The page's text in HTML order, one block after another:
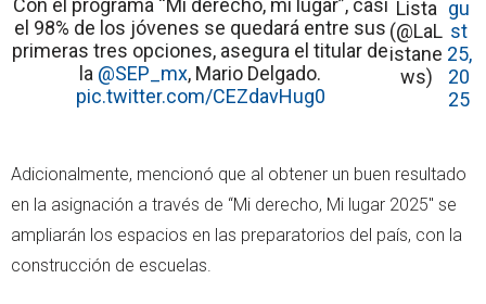
Con el programa “Mi derecho, mi lugar”, casi
el 98% de los jóvenes se quedará entre sus
primeras tres opciones, asegura el titular de
la @SEP_mx, Mario Delgado.
pic.twitter.com/CEZdavHug0
Lista
(@LaL
istane
ws)
gu
st
25,
20
25
Adicionalmente, mencionó que al obtener un buen resultado
en la asignación a través de “Mi derecho, Mi lugar 2025" se
ampliarán los espacios en las preparatorios del país, con la
construcción de escuelas.